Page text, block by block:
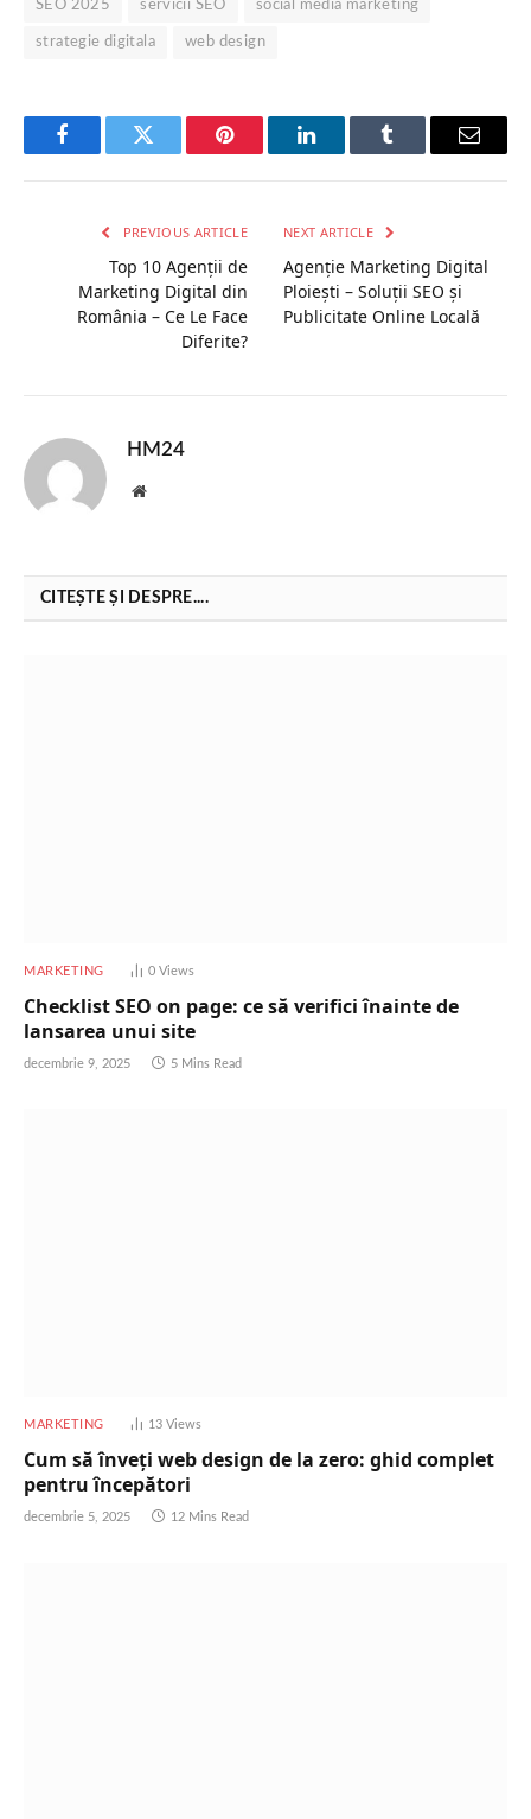
SEO 2025 servicii SEO social media marketing
strategie digitala web design
FacebookTwitter Pinterest LinkedInTumblr Email
PREVIOUS ARTICLE
Top 10 Agenții de
Marketing Digital din
România – Ce Le Face
Diferite?
NEXT ARTICLE
Agenție Marketing Digital
Ploiești – Soluții SEO și
Publicitate Online Locală
HM24
Website
CITEȘTE ȘI DESPRE....
MARKETING 0 Views
Checklist SEO on page: ce să verifici înainte de
lansarea unui site
decembrie 9, 2025 5 Mins Read
MARKETING 13 Views
Cum să înveți web design de la zero: ghid complet
pentru începători
decembrie 5, 2025 12 Mins Read